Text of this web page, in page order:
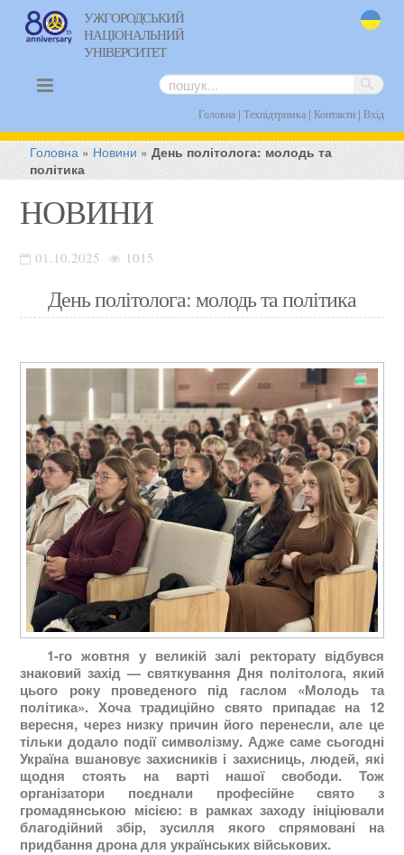
УЖГОРОДСЬКИЙ
НАЦІОНАЛЬНИЙ
УНІВЕРСИТЕТ
Головна| Техпідтримка| Контакти| Вхід
Головна » Новини »День політолога: молодь та
політика
НОВИНИ
01.10.2025 1015
День політолога: молодь та політика
1-го жовтня у великій залі ректорату відбувся
знаковий захід — святкування Дня політолога, який
цього року проведеного під гаслом «Молодь та
політика». Хоча традиційно свято припадає на 12
вересня, через низку причин його перенесли, але це
тільки додало події символізму. Адже саме сьогодні
Україна вшановує захисників і захисниць, людей, які
щодня стоять на варті нашої свободи. Тож
організатори поєднали професійне свято з
громадянською місією: в рамках заходу ініціювали
благодійний збір, зусилля якого спрямовані на
придбання дрона для українських військових.